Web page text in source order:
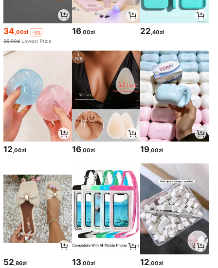
34 ,00zł
-5%
36,00zł Lowest Price
16,00zł 22 ,40zł
12,00zł 16,00zł 19,00zł
52,86zł 13,00zł 12,00zł